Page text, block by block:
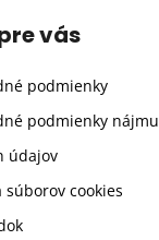
vás
podmienky
podmienky nájmu
údajov
cookies